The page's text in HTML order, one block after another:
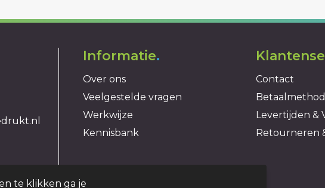
Informatie.
Over ons
Veelgestelde vragen
Werkwijze
Kennisbank
Contact
Levertijden &
Retourneren
te klikken ga je